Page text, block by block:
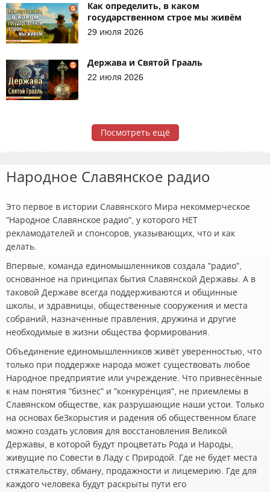
Как определить, в каком
государственном строе мы живём
29 июля 2026
Держава и Святой Грааль
22 июля 2026
Посмотреть ещё
Народное Славянское радио
Это первое в истории Славянского Мира некоммерческое
"Народное Славянское радио", у которого НЕТ
рекламодателей и спонсоров, указывающих, что и как
делать.
Впервые, команда единомышленников создала "радио",
основанное на принципах бытия Славянской Державы. А в
таковой Державе всегда поддерживаются и общинные
школы, и здравницы, общественные сооружения и места
собраний, назначенные правления, дружина и другие
необходимые в жизни общества формирования.
Объединение единомышленников живёт уверенностью, что
только при поддержке народа может существовать любое
Народное предприятие или учреждение. Что привнесённые
к нам понятия "бизнес" и "конкуренция", не приемлемы в
Славянском обществе, как разрушающие наши устои. Только
на основах беЗкорыстия и радения об общественном благе
можно создать условия для восстановления Великой
Державы, в которой будут процветать Рода и Народы,
живущие по Совести в Ладу с Природой. Где не будет места
стяжательству, обману, продажности и лицемерию. Где для
каждого человека будут раскрыты пути его